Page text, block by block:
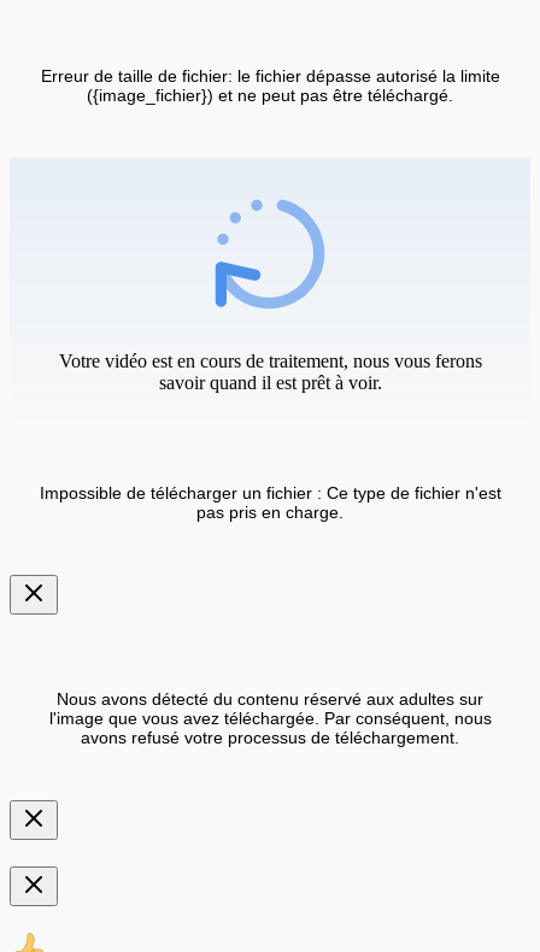
Erreur de taille de fichier: le fichier dépasse autorisé la limite
({image_fichier}) et ne peut pas être téléchargé.
Votre vidéo est en cours de traitement, nous vous ferons
savoir quand il est prêt à voir.
Impossible de télécharger un fichier : Ce type de fichier n'est
pas pris en charge.
Nous avons détecté du contenu réservé aux adultes sur
l'image que vous avez téléchargée. Par conséquent, nous
avons refusé votre processus de téléchargement.